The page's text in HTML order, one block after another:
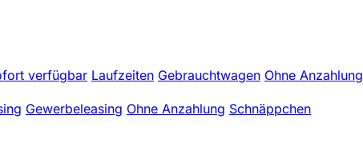
verfügbar Laufzeiten Gebrauchtwagen Ohne Anzahlung
Gewerbeleasing Ohne Anzahlung Schnäppchen